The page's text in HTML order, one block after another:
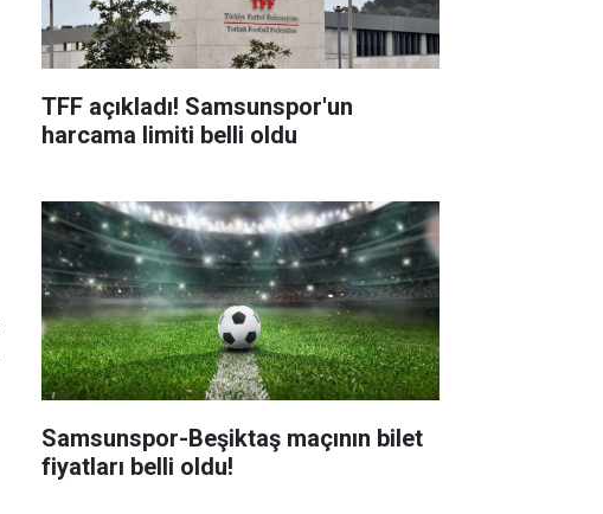
TFF açıkladı! Samsunspor'un
harcama limiti belli oldu
Samsunspor-Beşiktaş maçının bilet
fiyatları belli oldu!